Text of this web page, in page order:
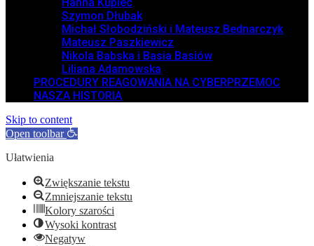
Szymon Dłubak
Michał Słobodziński i Mateusz Bednarczyk
Mateusz Paszkiewicz
Nikola Babska i Basia Basiów
Liliana Adamowska
PROCEDURY REAGOWANIA NA CYBERPRZEMOC
NASZA HISTORIA
Skip to content
Open toolbar
Ułatwienia
Zwiększanie tekstu
Zmniejszanie tekstu
Kolory szarości
Wysoki kontrast
Negatyw